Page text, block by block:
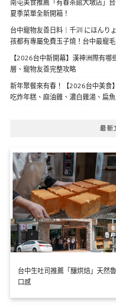
南屯美食推薦「有春茶館大墩店」
夏季菜單全新開箱！
台中寵物友善日料｜千汌 にほんり
孩都有專屬免費玉子燒！台中最寵
【2026台中新開幕】漢神洲際有
層、寵物友善完整攻略
新年聚餐來有春！【2026台中美食
吃炸年糕、麻油雞、濃白雞湯、扁
最新
台中生吐司推薦「釀烘焙」天然
口感